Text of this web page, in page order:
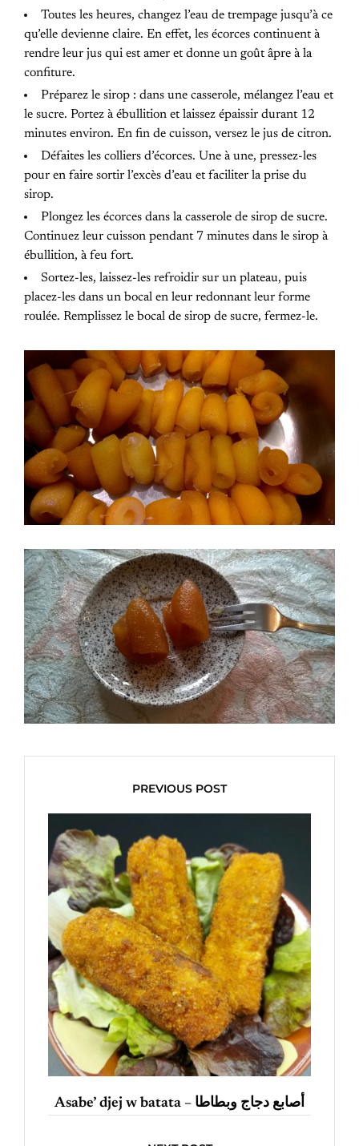
Toutes les heures, changez l’eau de trempage jusqu’à ce
qu’elle devienne claire. En effet, les écorces continuent à
rendre leur jus qui est amer et donne un goût âpre à la
confiture.
Préparez le sirop : dans une casserole, mélangez l’eau et
le sucre. Portez à ébullition et laissez épaissir durant 12
minutes environ. En fin de cuisson, versez le jus de citron.
Défaites les colliers d’écorces. Une à une, pressez-les
pour en faire sortir l’excès d’eau et faciliter la prise du
sirop.
Plongez les écorces dans la casserole de sirop de sucre.
Continuez leur cuisson pendant 7 minutes dans le sirop à
ébullition, à feu fort.
Sortez-les, laissez-les refroidir sur un plateau, puis
placez-les dans un bocal en leur redonnant leur forme
roulée. Remplissez le bocal de sirop de sucre, fermez-le.
PREVIOUS POST
Asabe’ djej w batata – أصابع دجاج وبطاطا